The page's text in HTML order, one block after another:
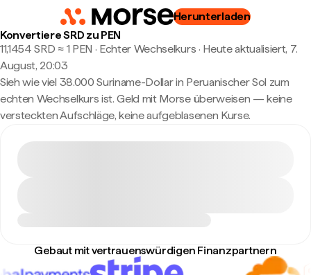
Herunterladen
Konvertiere SRD zu PEN
11,1454 SRD ≈ 1 PEN · Echter Wechselkurs · Heute aktualisiert, 7.
August, 20:03
Sieh wie viel 38.000 Suriname-Dollar in Peruanischer Sol zum
echten Wechselkurs ist. Geld mit Morse überweisen — keine
versteckten Aufschläge, keine aufgeblasenen Kurse.
Gebaut mit vertrauenswürdigen Finanzpartnern